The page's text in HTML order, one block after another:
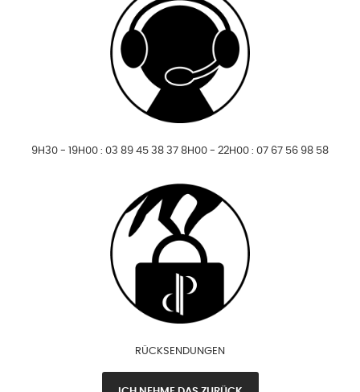
9H30 - 19H00 : 03 89 45 38 37 8H00 - 22H00 : 07 67 56 98 58
RÜCKSENDUNGEN